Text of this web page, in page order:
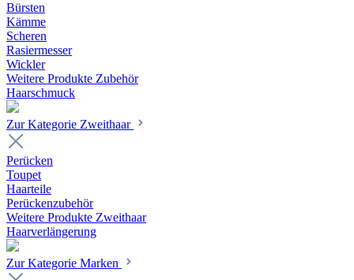
Bürsten
Kämme
Scheren
Rasiermesser
Wickler
Weitere Produkte Zubehör
Haarschmuck
Zur Kategorie Zweithaar
Perücken
Toupet
Haarteile
Perückenzubehör
Weitere Produkte Zweithaar
Haarverlängerung
Zur Kategorie Marken